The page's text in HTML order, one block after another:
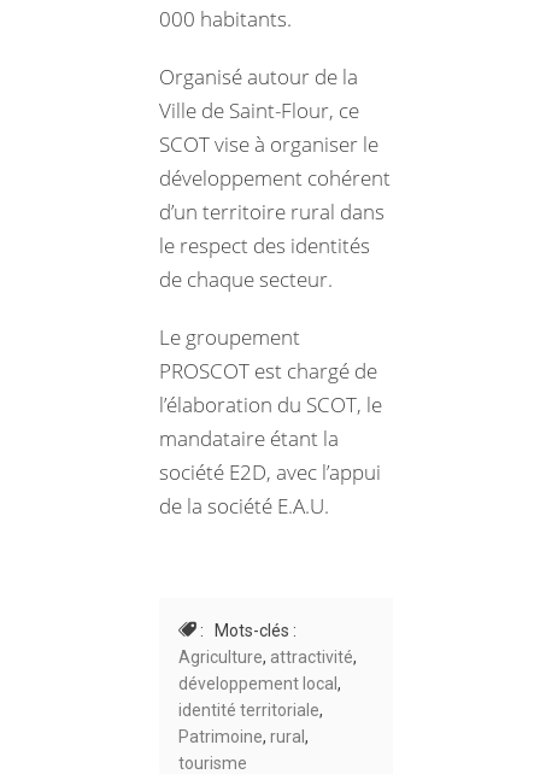
000 habitants.
Organisé autour de la
Ville de Saint-Flour, ce
SCOT vise à organiser le
développement cohérent
d’un territoire rural dans
le respect des identités
de chaque secteur.
Le groupement
PROSCOT est chargé de
l’élaboration du SCOT, le
mandataire étant la
société E2D, avec l’appui
de la société E.A.U.
: Mots-clés :
Agriculture, attractivité,
développement local,
identité territoriale,
Patrimoine, rural,
tourisme